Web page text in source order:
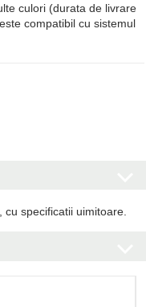
culori (durata de livrare
compatibil cu sistemul
specificatii uimitoare.